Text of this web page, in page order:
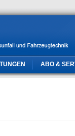
ABO &